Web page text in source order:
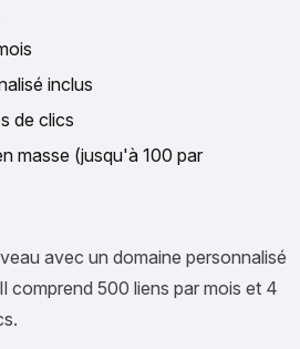
inclus
de clics
masse (jusqu'à 100 par
avec un domaine personnalisé
comprend 500 liens par mois et 4